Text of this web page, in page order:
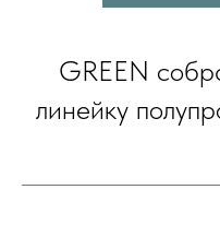
GREEN
линейку